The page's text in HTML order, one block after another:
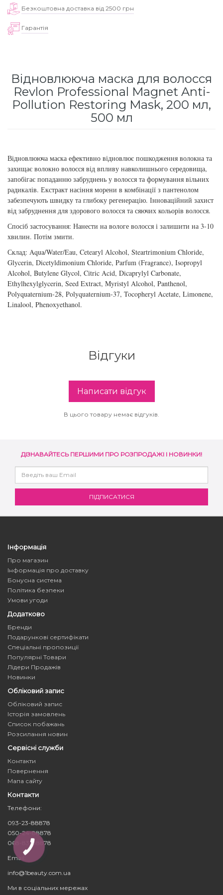
Безкоштовна доставка від 2500 грн
Гарантія
Відновлююча маска для волосся
Revlon Professional Magnet Anti-
Pollution Restoring Mask, 200 мл,
500 мл
Відновлююча маска ефективно відновлює пошкодження волокна та
захищає волокно волосся від впливу навколишнього середовища,
запобігає попаданню забруднень у волосся та формування вільних
радикалів. Екстракт насіння морени в комбінації з пантенолом
забезпечують швидку та глибоку регенерацію. Інноваційний захист
від забруднення для здорового волосся та сяючих кольорів волосся.
Спосіб застосування: Нанести на вологе волосся і залишити на 3-10
хвилин. Потім змити.
Склад: Aqua/Water/Eau, Cetearyl Alcohol, Steartrimonium Chloride,
Glycerin, Dicetyldimonium Chloride, Parfum (Fragrance), Isopropyl
Alcohol, Butylene Glycol, Citric Acid, Dicaprylyl Carbonate,
Ethylhexylglycerin, Seed Extract, Myristyl Alcohol, Panthenol,
Polyquaternium-28, Polyquaternium-37, Tocopheryl Acetate, Limonene,
Linalool, Phenoxyethanol.
Відгуки
Написати відгук
В цього товару немає відгуків.
ДІЗНАВАЙТЕСЬ ПЕРШИМИ ПРО РОЗПРОДАЖІ І НОВИНКИ!
Інформація
Про магазин
Інформація про доставку
Бонусна система
Політика безпеки
Умови угоди
Додатково
Бренди
Подарункові сертифікати
Спеціальні пропозиції
Популярні Товари
Лідери Продажів
Новинки
Обліковий запис
Обліковий запис
Історія замовлень
Список побажань
Розсилання новин
Сервісні служби
Контакти
Повернення
Мапа сайту
Контакти
Телефони:
093-23-88878
050-24-88878
068-83-88878
Email:
info@1beauty.com.ua
Ми в соціальних мережах
Кошти від лупи
для інтенсивного зволоження
Subtil Color Lab Instant Detox - Серія детокс
кучерявого волосся
Subtil Color Lab Regeneration Absolue – Серія
для відновлення волосся
об'єму тонкого волосся
Subtil Design - Серія стайлінг та ніжний
догляд
Subtil Design Lab - Серія для максимального
збереження кольору волосся
Subtil Global Lift - Глибоке відновлення
Subtil Man XY - Серія для чоловіків: для
догляду та укладання
Laboratoire Ducastel Subtil Blond
Subrina Glow-Plex - Живлення, зволоження
Revlon Professional
Sezavi
Technique
Termix
Tico Professional
You Look Glamour
You Look Professional
КНОПКА
ЗВ'ЯЗКУ